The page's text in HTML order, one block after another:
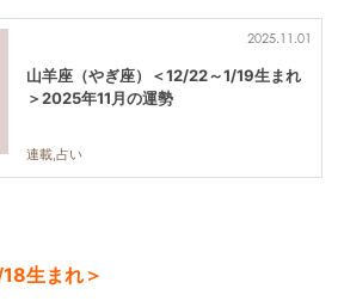
2025.11.01
山羊座（やぎ座）＜12/22～1/19生まれ
＞2025年11月の運勢
連載,占い
生まれ＞